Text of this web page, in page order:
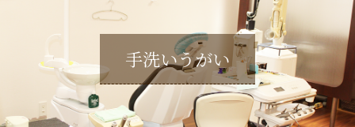
手洗いうがい